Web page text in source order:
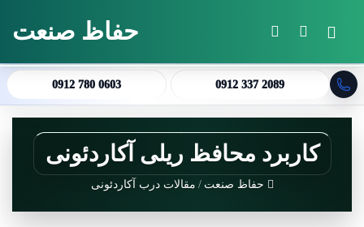
جستجو برای حفاظ صنعت
0912 780 0603 0912 337 2089
کاربرد محافظ ریلی آکاردئونی
حفاظ صنعت / مقالات درب آکاردئونی